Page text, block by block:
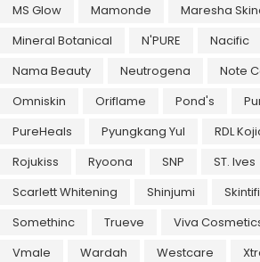
MS Glow
Mamonde Maresha
Mineral Botanical
N'PURE Nacific
Nama Beauty
Neutrogena
Note
Omniskin
Oriflame Pond's
PureHeals
Pyungkang Yul RDL
Rojukiss
Ryoona SNP ST. Ives
Scarlett Whitening
Shinjumi
Somethinc
Trueve Viva
Vmale
Wardah Westcare